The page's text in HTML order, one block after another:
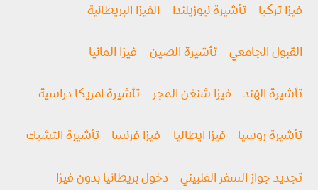
فيزا تركيا تأشيرة نيوزيلندا الفيزا البريطانية
القبول الجامعي تأشيرة الصين فيزا المانيا
تأشيرة الهند فيزا شنغن المجر تأشيرة امريكا دراسية
تأشيرة روسيا فیزا ايطاليا فيزا فرنسا تأشيرة التشيك
تجديد جواز السفر الفلبيني دخول بريطانيا بدون فيزا